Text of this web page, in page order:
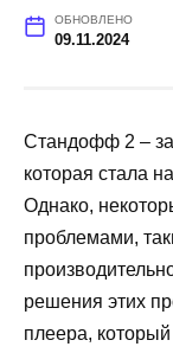
ОБНОВЛЕНО
09.11.2024
Стандофф 2 –
которая стала
Однако,
проблемами,
решения этих
плеера, который